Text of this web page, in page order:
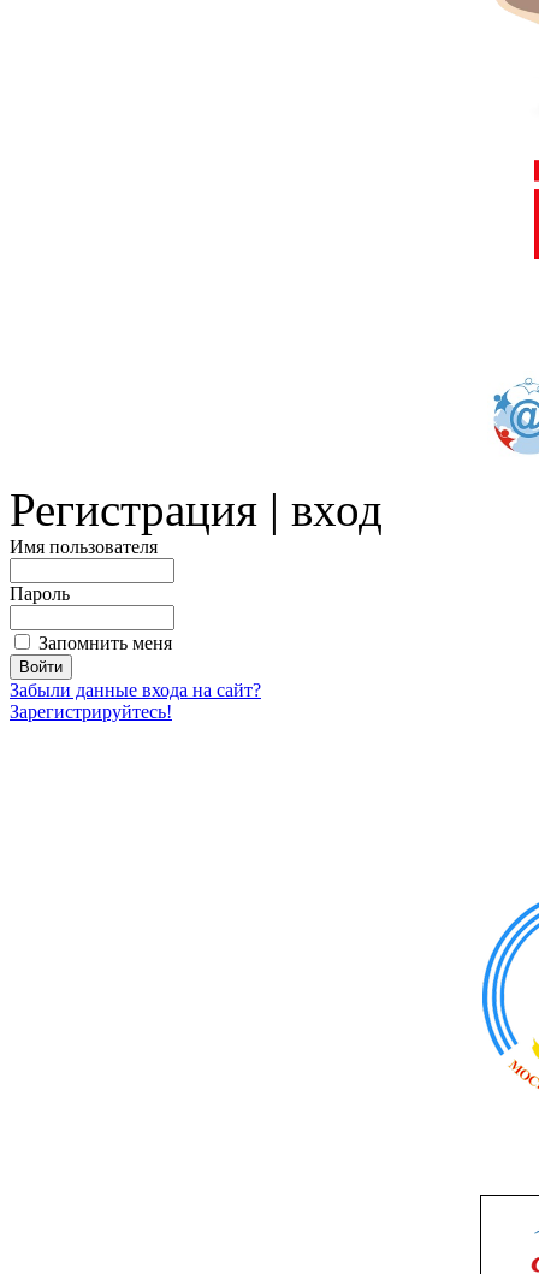
Регистрация | вход
Имя пользователя
Пароль
Запомнить меня
Забыли данные входа на сайт?
Зарегистрируйтесь!